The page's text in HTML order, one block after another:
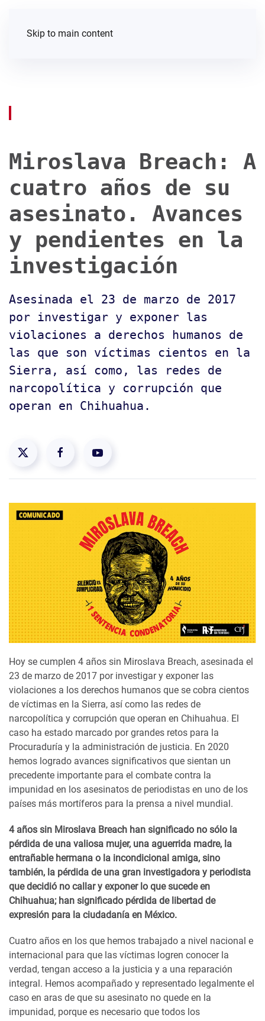
Skip to main content
Miroslava Breach: A
cuatro años de su
asesinato. Avances
y pendientes en la
investigación
Asesinada el 23 de marzo de 2017
por investigar y exponer las
violaciones a derechos humanos de
las que son víctimas cientos en la
Sierra, así como, las redes de
narcopolítica y corrupción que
operan en Chihuahua.
Hoy se cumplen 4 años sin Miroslava Breach, asesinada el
23 de marzo de 2017 por investigar y exponer las
violaciones a los derechos humanos que se cobra cientos
de víctimas en la Sierra, así como las redes de
narcopolítica y corrupción que operan en Chihuahua. El
caso ha estado marcado por grandes retos para la
Procuraduría y la administración de justicia. En 2020
hemos logrado avances significativos que sientan un
precedente importante para el combate contra la
impunidad en los asesinatos de periodistas en uno de los
países más mortíferos para la prensa a nivel mundial.
4 años sin Miroslava Breach han significado no sólo la
pérdida de una valiosa mujer, una aguerrida madre, la
entrañable hermana o la incondicional amiga, sino
también, la pérdida de una gran investigadora y periodista
que decidió no callar y exponer lo que sucede en
Chihuahua; han significado pérdida de libertad de
expresión para la ciudadanía en México.
Cuatro años en los que hemos trabajado a nivel nacional e
internacional para que las víctimas logren conocer la
verdad, tengan acceso a la justicia y a una reparación
integral. Hemos acompañado y representado legalmente el
caso en aras de que su asesinato no quede en la
impunidad, porque es necesario que todos los